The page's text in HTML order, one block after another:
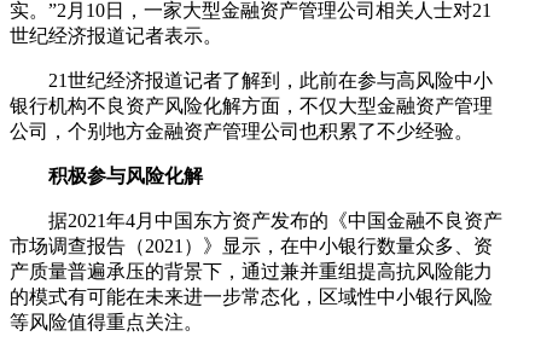
实。”2月10日，一家大型金融资产管理公司相关人士对21
世纪经济报道记者表示。
21世纪经济报道记者了解到，此前在参与高风险中小
银行机构不良资产风险化解方面，不仅大型金融资产管理
公司，个别地方金融资产管理公司也积累了不少经验。
积极参与风险化解
据2021年4月中国东方资产发布的《中国金融不良资产
市场调查报告（2021）》显示，在中小银行数量众多、资
产质量普遍承压的背景下，通过兼并重组提高抗风险能力
的模式有可能在未来进一步常态化，区域性中小银行风险
等风险值得重点关注。